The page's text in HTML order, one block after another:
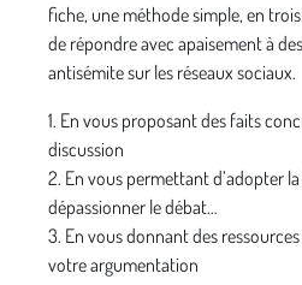
fiche, une méthode simple, en
de répondre avec apaisement à
antisémite sur les réseaux sociaux.
1. En vous proposant des faits
discussion
2. En vous permettant d’adopter
dépassionner le débat…
3. En vous donnant des
votre argumentation